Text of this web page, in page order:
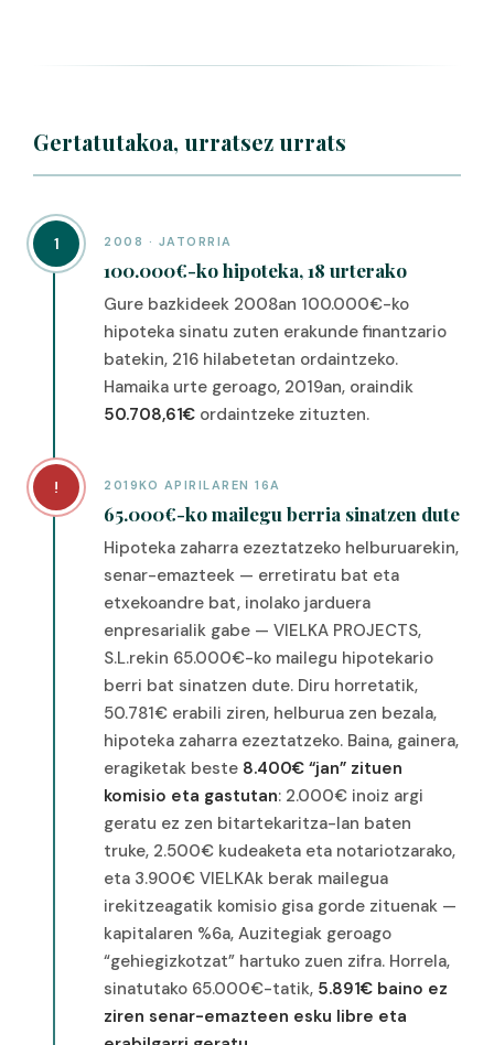
Gertatutakoa, urratsez urrats
1 2008 · JATORRIA
100.000€-ko hipoteka, 18 urterako
Gure bazkideek 2008an 100.000€-ko
hipoteka sinatu zuten erakunde finantzario
batekin, 216 hilabetetan ordaintzeko.
Hamaika urte geroago, 2019an, oraindik
50.708,61€ ordaintzeke zituzten.
! 2019KO APIRILAREN 16A
65.000€-ko mailegu berria sinatzen dute
Hipoteka zaharra ezeztatzeko helburuarekin,
senar-emazteek — erretiratu bat eta
etxekoandre bat, inolako jarduera
enpresarialik gabe — VIELKA PROJECTS,
S.L.rekin 65.000€-ko mailegu hipotekario
berri bat sinatzen dute. Diru horretatik,
50.781€ erabili ziren, helburua zen bezala,
hipoteka zaharra ezeztatzeko. Baina, gainera,
eragiketak beste 8.400€ “jan” zituen
komisio eta gastutan: 2.000€ inoiz argi
geratu ez zen bitartekaritza-lan baten
truke, 2.500€ kudeaketa eta notariotzarako,
eta 3.900€ VIELKAk berak mailegua
irekitzeagatik komisio gisa gorde zituenak —
kapitalaren %6a, Auzitegiak geroago
“gehiegizkotzat” hartuko zuen zifra. Horrela,
sinatutako 65.000€-tatik, 5.891€ baino ez
ziren senar-emazteen esku libre eta